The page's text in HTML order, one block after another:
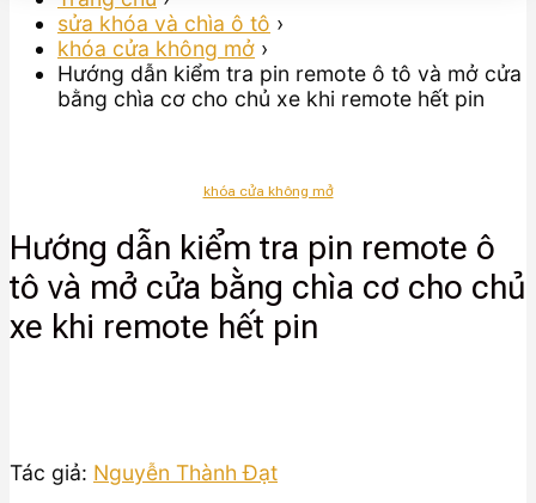
sửa khóa và chìa ô tô ›
khóa cửa không mở ›
Hướng dẫn kiểm tra pin remote ô tô và mở cửa
bằng chìa cơ cho chủ xe khi remote hết pin
khóa cửa không mở
Hướng dẫn kiểm tra pin remote ô
tô và mở cửa bằng chìa cơ cho chủ
xe khi remote hết pin
Tác giả: Nguyễn Thành Đạt